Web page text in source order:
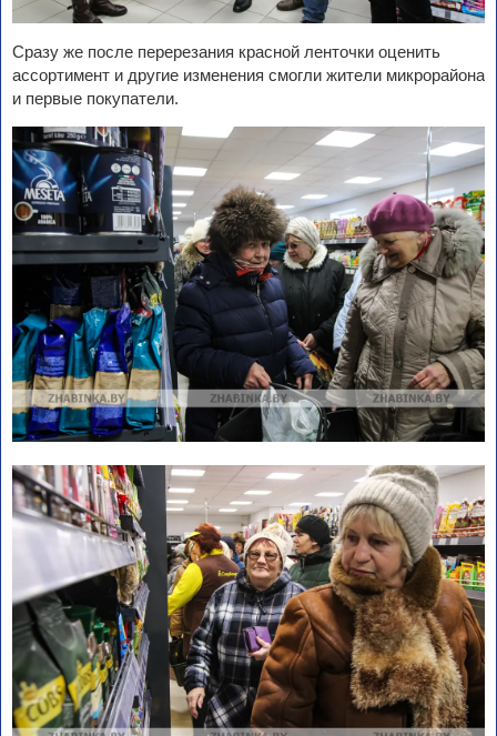
Сразу же после перерезания красной ленточки оценить
ассортимент и другие изменения смогли жители микрорайона
и первые покупатели.